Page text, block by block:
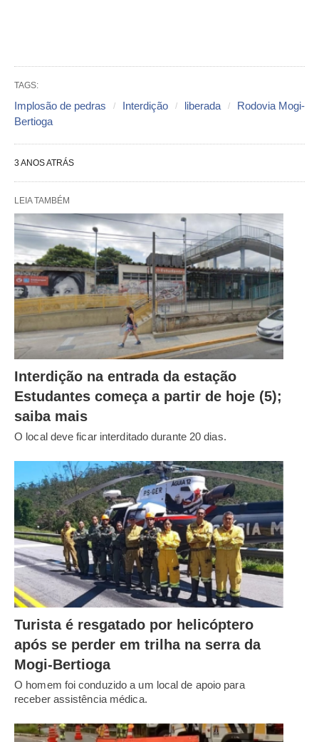
TAGS:
Implosão de pedras Interdição liberada
Rodovia Mogi-
Bertioga
3 ANOS ATRÁS
LEIA TAMBÉM
Interdição na entrada da estação
Estudantes começa a partir de hoje (5);
saiba mais
O local deve ficar interditado durante 20 dias.
Turista é resgatado por helicóptero
após se perder em trilha na serra da
Mogi-Bertioga
O homem foi conduzido a um local de apoio para
receber assistência médica.